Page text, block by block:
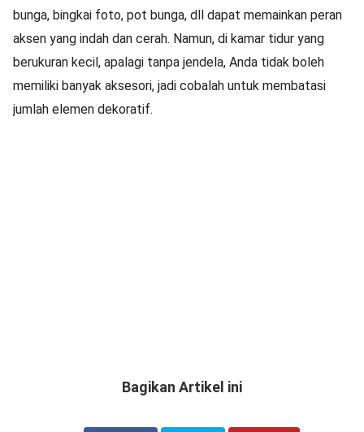
bunga, bingkai foto, pot bunga, dll dapat memainkan peran
aksen yang indah dan cerah. Namun, di kamar tidur yang
berukuran kecil, apalagi tanpa jendela, Anda tidak boleh
memiliki banyak aksesori, jadi cobalah untuk membatasi
jumlah elemen dekoratif.
Bagikan Artikel ini